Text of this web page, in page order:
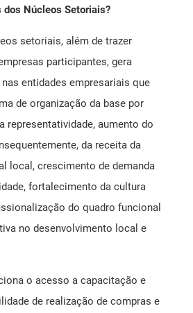
dos Núcleos Setoriais?
setoriais, além de trazer
participantes, gera
entidades empresariais que
de organização da base por
representatividade, aumento do
da receita da
local, crescimento de demanda
fortalecimento da cultura
do quadro funcional
no desenvolvimento local e
o acesso a capacitação e
de realização de compras e